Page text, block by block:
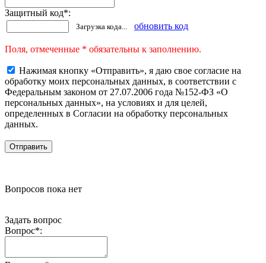
Защитный код*:
Загрузка кода... обновить код
Поля, отмеченные * обязательны к заполнению.
Нажимая кнопку «Отправить», я даю свое согласие на
обработку моих персональных данных, в соответствии с
Федеральным законом от 27.07.2006 года №152-ФЗ «О
персональных данных», на условиях и для целей,
определенных в Согласии на обработку персональных
данных.
Вопросов пока нет
Задать вопрос
Вопрос*: